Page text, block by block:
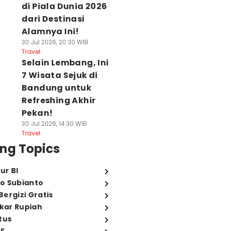
di Piala Dunia 2026
dari Destinasi
Alamnya Ini!
30 Jul 2026, 20:30 WIB
Travel
Selain Lembang, Ini
7 Wisata Sejuk di
Bandung untuk
Refreshing Akhir
Pekan!
30 Jul 2026, 14:30 WIB
Travel
Topics
BI
Subianto
Gratis
Rupiah